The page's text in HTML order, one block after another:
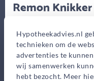
Hypotheekadvies.nl
technieken om de
advertenties te
wij samenwerken
hebt bezocht. Meer
Remon Knikker